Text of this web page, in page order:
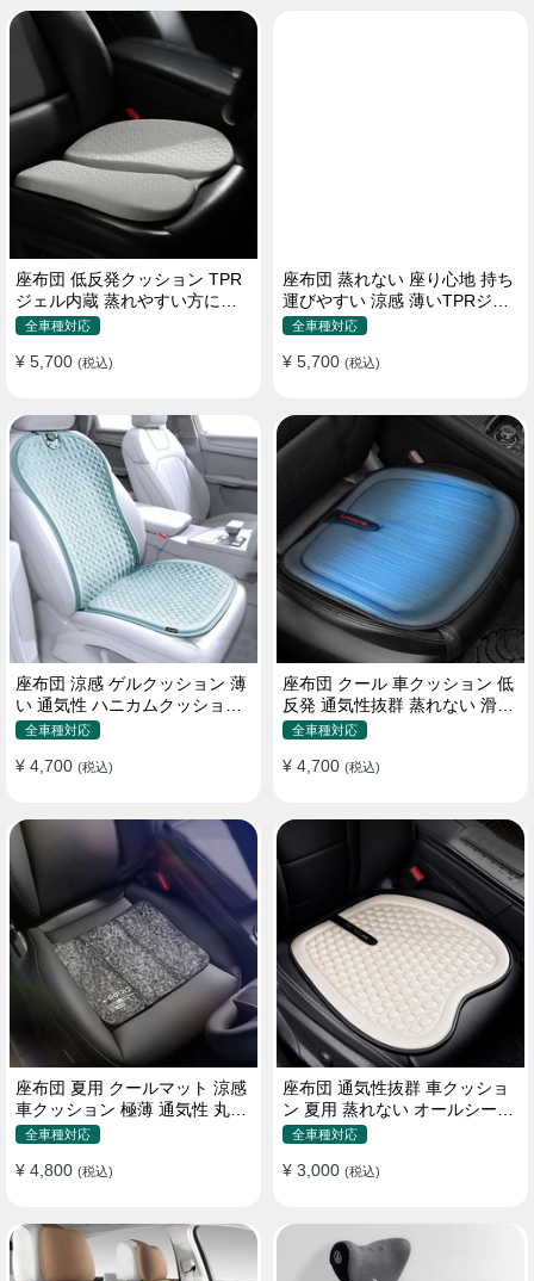
座布団 低反発クッション TPR
ジェル内蔵 蒸れやすい方にお
勧め おしり 熱い
全車種対応
¥ 5,700 (税込)
座布団 蒸れない 座り心地 持ち
運びやすい 涼感 薄いTPRジェ
ル内蔵 多用途
全車種対応
¥ 5,700 (税込)
座布団 涼感 ゲルクッション 薄
い 通気性 ハニカムクッション
四季通用 おすすめ
全車種対応
¥ 4,700 (税込)
座布団 クール 車クッション 低
反発 通気性抜群 蒸れない 滑り
止め おすすめ
全車種対応
¥ 4,700 (税込)
座布団 夏用 クールマット 涼感
車クッション 極薄 通気性 丸洗
いOK すずしい
全車種対応
¥ 4,800 (税込)
座布団 通気性抜群 車クッショ
ン 夏用 蒸れない オールシーズ
ン おしゃれ
全車種対応
¥ 3,000 (税込)